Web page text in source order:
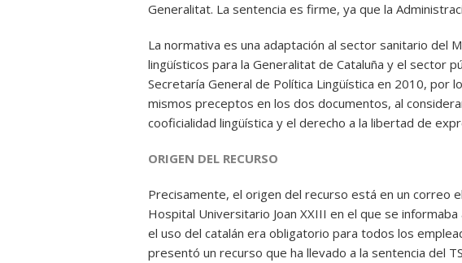
Generalitat. La sentencia es firme, ya que la
La normativa es una adaptación al sector sanitario del
lingüísticos para la Generalitat de Cataluña y el sector
Secretaría General de Política Lingüística en 2010, por
mismos preceptos en los dos documentos, al
cooficialidad lingüística y el derecho a la libertad de
ORIGEN DEL RECURSO
Precisamente, el origen del recurso está en un correo
Hospital Universitario Joan XXIII en el que se
el uso del catalán era obligatorio para todos los
presentó un recurso que ha llevado a la sentencia del